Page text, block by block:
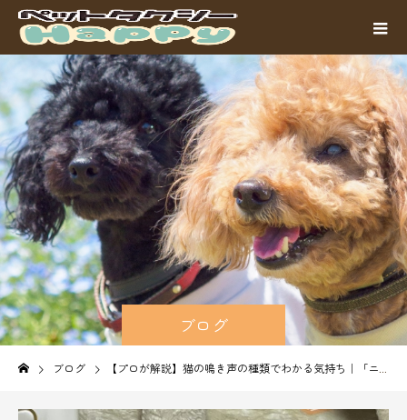
ブログ
ブログ 【プロが解説】猫の鳴き声の種類でわかる気持ち｜「ニャー」の違いや移動中のストレスサインとは？